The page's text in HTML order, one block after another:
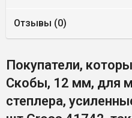
Отзывы (0)
Покупатели,
Скобы, 12 мм, для
степлера,